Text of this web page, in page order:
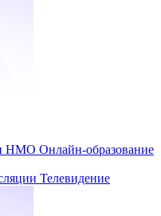
и НМО Онлайн-образование
Телевидение